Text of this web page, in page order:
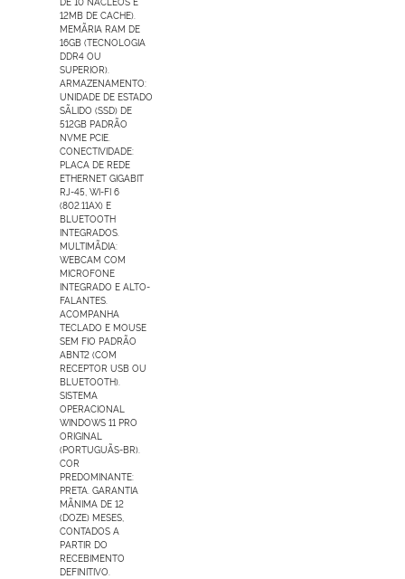
12MB DE CACHE).
MEMÃRIA RAM DE
16GB (TECNOLOGIA
DDR4 OU
SUPERIOR).
ARMAZENAMENTO:
UNIDADE DE ESTADO
SÃLIDO (SSD) DE
512GB PADRÃO
NVME PCIE.
CONECTIVIDADE:
PLACA DE REDE
ETHERNET GIGABIT
RJ-45, WI-FI 6
(802.11AX) E
BLUETOOTH
INTEGRADOS.
MULTIMÃDIA:
WEBCAM COM
MICROFONE
INTEGRADO E ALTO-
FALANTES.
ACOMPANHA
TECLADO E MOUSE
SEM FIO PADRÃO
ABNT2 (COM
RECEPTOR USB OU
BLUETOOTH).
SISTEMA
OPERACIONAL
WINDOWS 11 PRO
ORIGINAL
(PORTUGUÃS-BR).
COR
PREDOMINANTE:
PRETA. GARANTIA
MÃNIMA DE 12
(DOZE) MESES,
CONTADOS A
PARTIR DO
RECEBIMENTO
DEFINITIVO.